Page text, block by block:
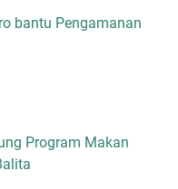
bantu Pengamanan
Program Makan